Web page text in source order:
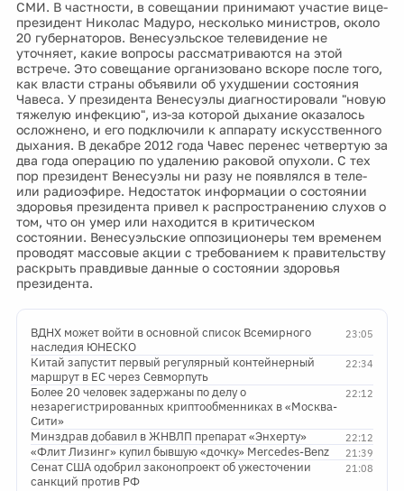
СМИ. В частности, в совещании принимают участие вице-
президент Николас Мадуро, несколько министров, около
20 губернаторов. Венесуэльское телевидение не
уточняет, какие вопросы рассматриваются на этой
встрече. Это совещание организовано вскоре после того,
как власти страны объявили об ухудшении состояния
Чавеса. У президента Венесуэлы диагностировали "новую
тяжелую инфекцию", из-за которой дыхание оказалось
осложнено, и его подключили к аппарату искусственного
дыхания. В декабре 2012 года Чавес перенес четвертую за
два года операцию по удалению раковой опухоли. С тех
пор президент Венесуэлы ни разу не появлялся в теле-
или радиоэфире. Недостаток информации о состоянии
здоровья президента привел к распространению слухов о
том, что он умер или находится в критическом
состоянии. Венесуэльские оппозиционеры тем временем
проводят массовые акции с требованием к правительству
раскрыть правдивые данные о состоянии здоровья
президента.
23:05
ВДНХ может войти в основной список Всемирного
наследия ЮНЕСКО
22:34
Китай запустит первый регулярный контейнерный
маршрут в ЕС через Севморпуть
22:12
Более 20 человек задержаны по делу о
незарегистрированных криптообменниках в «Москва-
Сити»
22:12
Минздрав добавил в ЖНВЛП препарат «Энхерту»
21:39
«Флит Лизинг» купил бывшую «дочку» Mercedes-Benz
21:08
Сенат США одобрил законопроект об ужесточении
санкций против РФ